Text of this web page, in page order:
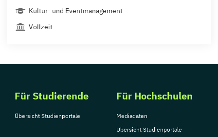
Kultur- und Eventmanagement
Vollzeit
Für Studierende
Übersicht Studienportale
Für Hochschulen
Mediadaten
Übersicht Studienportale